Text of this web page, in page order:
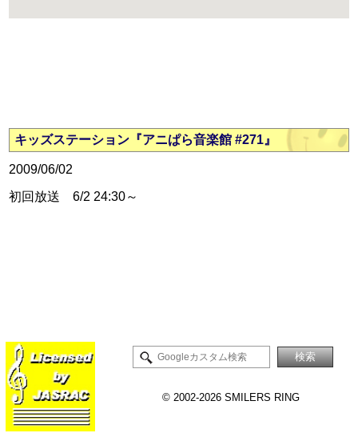
キッズステーション『アニぱら音楽館 #271』
2009/06/02
初回放送 6/2 24:30～
© 2002-2026 SMILERS RING